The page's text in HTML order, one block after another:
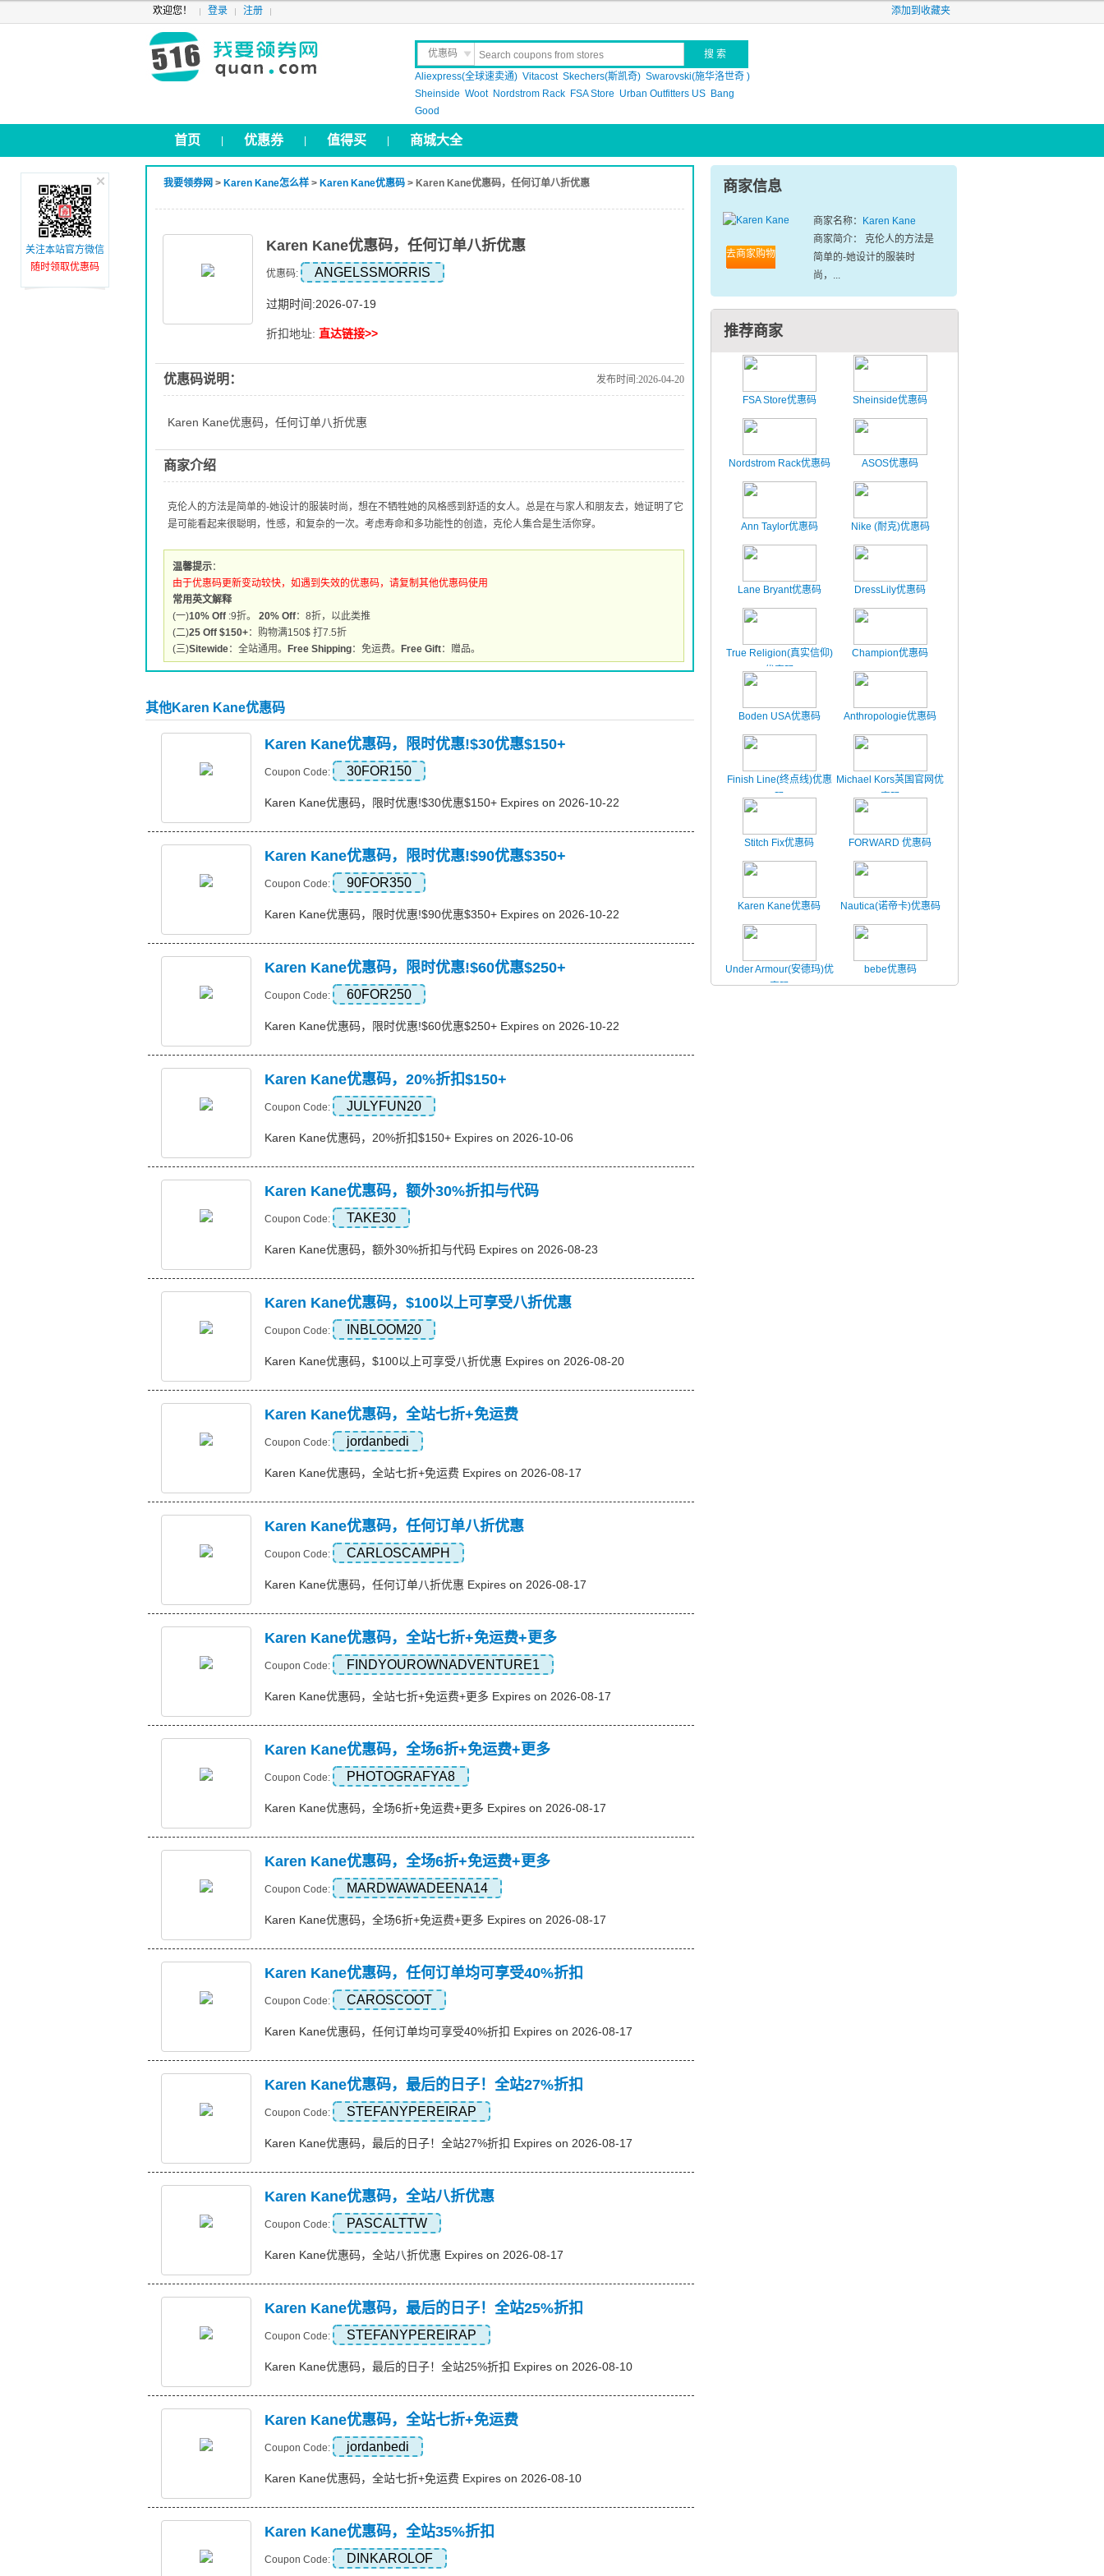
欢迎您！ 登录 注册 添加到收藏夹
优惠码
晒 单
Aliexpress(全球速卖通) Vitacost Skechers(斯凯奇) Swarovski(施华洛世奇 )
Sheinside Woot Nordstrom Rack FSA Store Urban Outfitters US Bang
Good
首页 优惠券 值得买 商城大全
我要领券网 > Karen Kane怎么样 > Karen Kane优惠码 > Karen Kane优惠码，任何订单八折优惠
Karen Kane优惠码，任何订单八折优惠
优惠码: ANGELSSMORRIS
过期时间:2026-07-19
折扣地址: 直达链接>>
优惠码说明： 发布时间:2026-04-20
Karen Kane优惠码，任何订单八折优惠
商家介绍
克伦人的方法是简单的-她设计的服装时尚，想在不牺牲她的风格感到舒适的女人。总是在与家人和朋友去，她证明了它
是可能看起来很聪明，性感，和复杂的一次。考虑寿命和多功能性的创造，克伦人集合是生活你穿。
温馨提示：
由于优惠码更新变动较快，如遇到失效的优惠码，请复制其他优惠码使用
常用英文解释
(一)10% Off :9折。 20% Off：8折，以此类推
(二)25 Off $150+：购物满150$ 打7.5折
(三)Sitewide：全站通用。 Free Shipping：免运费。 Free Gift：赠品。
其他Karen Kane优惠码
Karen Kane优惠码，限时优惠!$30优惠$150+
Coupon Code: 30FOR150
Karen Kane优惠码，限时优惠!$30优惠$150+ Expires on 2026-10-22
Karen Kane优惠码，限时优惠!$90优惠$350+
Coupon Code: 90FOR350
Karen Kane优惠码，限时优惠!$90优惠$350+ Expires on 2026-10-22
Karen Kane优惠码，限时优惠!$60优惠$250+
Coupon Code: 60FOR250
Karen Kane优惠码，限时优惠!$60优惠$250+ Expires on 2026-10-22
Karen Kane优惠码，20%折扣$150+
Coupon Code: JULYFUN20
Karen Kane优惠码，20%折扣$150+ Expires on 2026-10-06
Karen Kane优惠码，额外30%折扣与代码
Coupon Code: TAKE30
Karen Kane优惠码，额外30%折扣与代码 Expires on 2026-08-23
Karen Kane优惠码，$100以上可享受八折优惠
Coupon Code: INBLOOM20
Karen Kane优惠码，$100以上可享受八折优惠 Expires on 2026-08-20
Karen Kane优惠码，全站七折+免运费
Coupon Code: jordanbedi
Karen Kane优惠码，全站七折+免运费 Expires on 2026-08-17
Karen Kane优惠码，任何订单八折优惠
Coupon Code: CARLOSCAMPH
Karen Kane优惠码，任何订单八折优惠 Expires on 2026-08-17
Karen Kane优惠码，全站七折+免运费+更多
Coupon Code: FINDYOUROWNADVENTURE1
Karen Kane优惠码，全站七折+免运费+更多 Expires on 2026-08-17
Karen Kane优惠码，全场6折+免运费+更多
Coupon Code: PHOTOGRAFYA8
Karen Kane优惠码，全场6折+免运费+更多 Expires on 2026-08-17
Karen Kane优惠码，全场6折+免运费+更多
Coupon Code: MARDWAWADEENA14
Karen Kane优惠码，全场6折+免运费+更多 Expires on 2026-08-17
Karen Kane优惠码，任何订单均可享受40%折扣
Coupon Code: CAROSCOOT
Karen Kane优惠码，任何订单均可享受40%折扣 Expires on 2026-08-17
Karen Kane优惠码，最后的日子！全站27%折扣
Coupon Code: STEFANYPEREIRAP
Karen Kane优惠码，最后的日子！全站27%折扣 Expires on 2026-08-17
Karen Kane优惠码，全站八折优惠
Coupon Code: PASCALTTW
Karen Kane优惠码，全站八折优惠 Expires on 2026-08-17
Karen Kane优惠码，最后的日子！全站25%折扣
Coupon Code: STEFANYPEREIRAP
Karen Kane优惠码，最后的日子！全站25%折扣 Expires on 2026-08-10
Karen Kane优惠码，全站七折+免运费
Coupon Code: jordanbedi
Karen Kane优惠码，全站七折+免运费 Expires on 2026-08-10
Karen Kane优惠码，全站35%折扣
Coupon Code: DINKAROLOF
商家信息
去商家购物
商家名称：
Karen Kane
商家简介： 克伦人的方法是
简单的-她设计的服装时
尚，...
推荐商家
FSA Store优惠码 Sheinside优惠码
Nordstrom Rack优惠码 ASOS优惠码
Ann Taylor优惠码 Nike (耐克)优惠码
Lane Bryant优惠码 DressLily优惠码
True Religion(真实信仰)
优惠码
Champion优惠码
Boden USA优惠码 Anthropologie优惠码
Finish Line(终点线)优惠
码
Michael Kors芵国官网优
惠码
Stitch Fix优惠码 FORWARD 优惠码
Karen Kane优惠码 Nautica(诺帝卡)优惠码
Under Armour(安德玛)优
惠码
bebe优惠码
关注本站官方微信
随时领取优惠码